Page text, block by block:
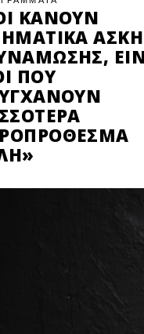
ΚΆΝΟΥΝ
ΠΟΥ